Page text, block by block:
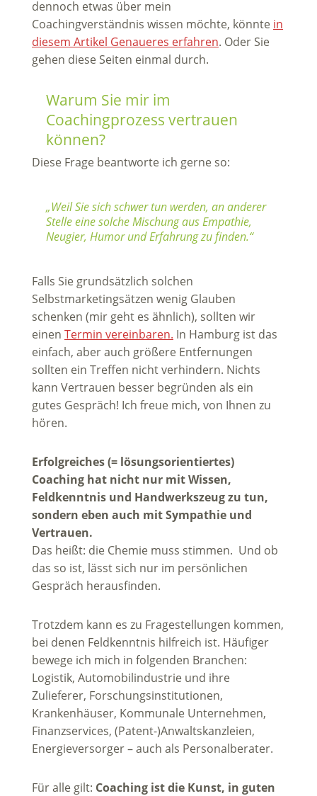
dennoch etwas über mein
Coachingverständnis wissen möchte, könnte in
diesem Artikel Genaueres erfahren. Oder Sie
gehen diese Seiten einmal durch.
Warum Sie mir im
Coachingprozess vertrauen
können?
Diese Frage beantworte ich gerne so:
„Weil Sie sich schwer tun werden, an anderer
Stelle eine solche Mischung aus Empathie,
Neugier, Humor und Erfahrung zu finden.“
Falls Sie grundsätzlich solchen
Selbstmarketingsätzen wenig Glauben
schenken (mir geht es ähnlich), sollten wir
einen Termin vereinbaren. In Hamburg ist das
einfach, aber auch größere Entfernungen
sollten ein Treffen nicht verhindern. Nichts
kann Vertrauen besser begründen als ein
gutes Gespräch! Ich freue mich, von Ihnen zu
hören.
Erfolgreiches (= lösungsorientiertes)
Coaching hat nicht nur mit Wissen,
Feldkenntnis und Handwerkszeug zu tun,
sondern eben auch mit Sympathie und
Vertrauen.
Das heißt: die Chemie muss stimmen. Und ob
das so ist, lässt sich nur im persönlichen
Gespräch herausfinden.
Trotzdem kann es zu Fragestellungen kommen,
bei denen Feldkenntnis hilfreich ist. Häufiger
bewege ich mich in folgenden Branchen:
Logistik, Automobilindustrie und ihre
Zulieferer, Forschungsinstitutionen,
Krankenhäuser, Kommunale Unternehmen,
Finanzservices, (Patent-)Anwaltskanzleien,
Energieversorger – auch als Personalberater.
Für alle gilt: Coaching ist die Kunst, in guten